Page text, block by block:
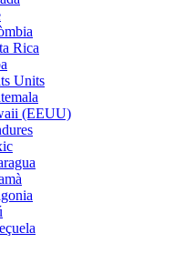
Rica
Units
(EEUU)